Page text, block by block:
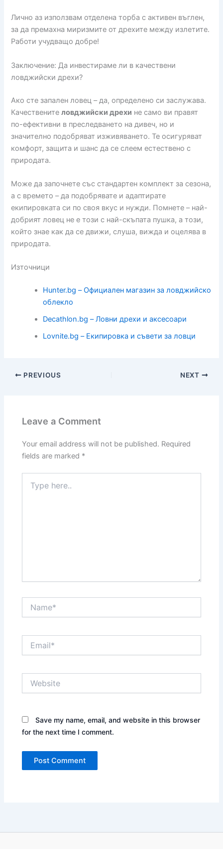
Лично аз използвам отделена торба с активен въглен,
за да премахна миризмите от дрехите между излетите.
Работи учудващо добре!
Заключение: Да инвестираме ли в качествени
ловджийски дрехи?
Ако сте запален ловец – да, определено си заслужава.
Качественителовджийски дрехи не само ви правят
по-ефективни в преследването на дивеч, но и
значително подобряват изживяването. Те осигуряват
комфорт, защита и шанс да се слеем естествено с
природата.
Може да започнете със стандартен комплект за сезона,
а с времето – да подобрявате и адаптирате
екипировката си по своя вкус и нужди. Помнете – най-
добрият ловец не е този с най-скъпата пушка, а този,
който знае как да се движи, слуша, вижда и оцелява в
природата.
Източници
Hunter.bg – Официален магазин за ловджийско
облекло
Decathlon.bg – Ловни дрехи и аксесоари
Lovnite.bg – Екипировка и съвети за ловци
PREVIOUS NEXT
Leave a Comment
Your email address will not be published. Required
fields are marked *
here..
Save my name, email, and website in this browser
for the next time I comment.